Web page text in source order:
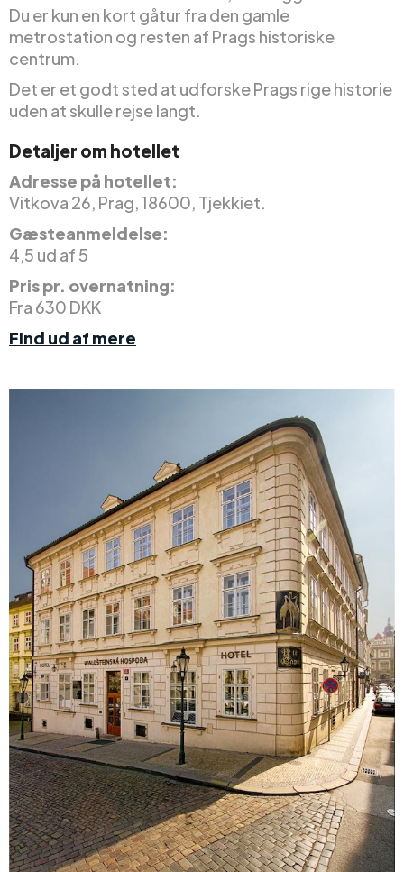
Du er kun en kort gåtur fra den gamle
metrostation og resten af Prags historiske
centrum.
Det er et godt sted at udforske Prags rige historie
uden at skulle rejse langt.
Detaljer om hotellet
Adresse på hotellet:
Vitkova 26, Prag, 18600, Tjekkiet.
Gæsteanmeldelse:
4,5 ud af 5
Pris pr. overnatning:
Fra 630 DKK
Find ud af mere